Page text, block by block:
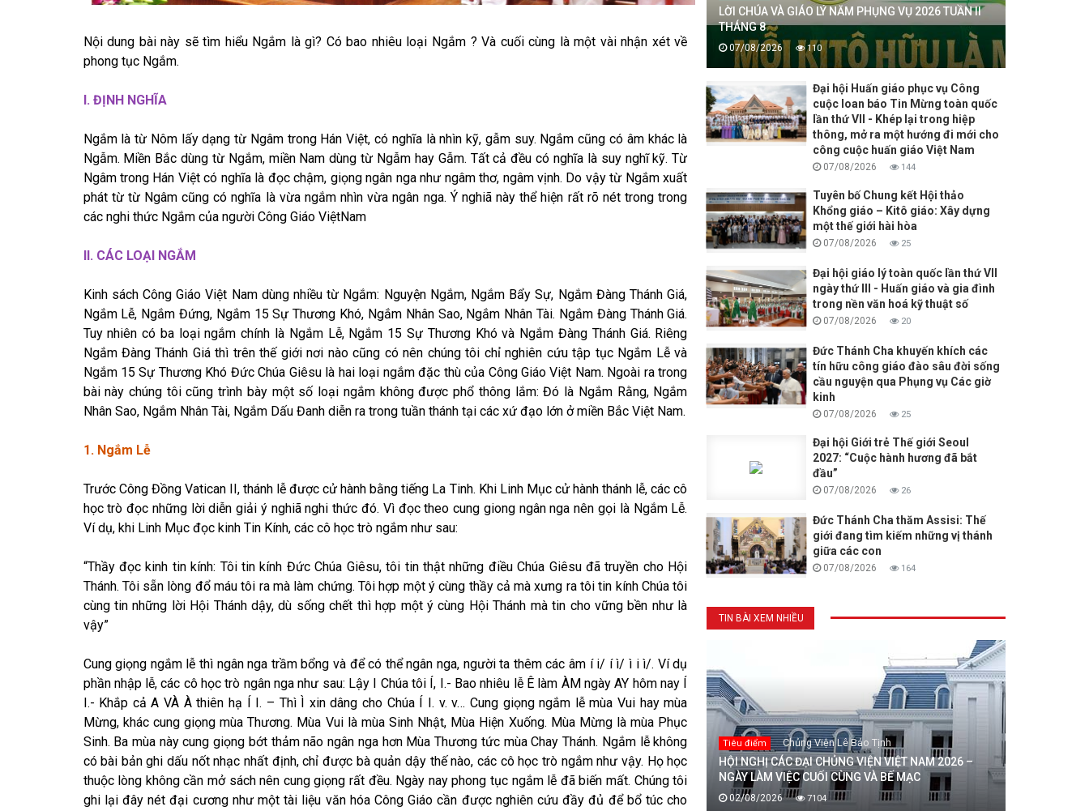
Nội dung bài này sẽ tìm hiểu Ngắm là gì? Có bao nhiêu loại Ngắm ? Và cuối cùng là một vài nhận xét về
phong tục Ngắm.
I. ĐỊNH NGHĨA
Ngắm là từ Nôm lấy dạng từ Ngâm trong Hán Việt, có nghĩa là nhìn kỹ, gẫm suy. Ngắm cũng có âm khác là
Ngẫm. Miền Bắc dùng từ Ngắm, miền Nam dùng từ Ngẫm hay Gẫm. Tất cả đều có nghĩa là suy nghĩ kỹ. Từ
Ngâm trong Hán Việt có nghĩa là đọc chậm, giọng ngân nga như ngâm thơ, ngâm vịnh. Do vậy từ Ngắm xuất
phát từ từ Ngâm cũng có nghĩa là vừa ngắm nhìn vừa ngân nga. Ý nghiã này thể hiện rất rõ nét trong trong
các nghi thức Ngắm của người Công Giáo ViệtNam
II. CÁC LOẠI NGẮM
Kinh sách Công Giáo Việt Nam dùng nhiều từ Ngắm: Nguyện Ngắm, Ngắm Bẩy Sự, Ngắm Đàng Thánh Giá,
Ngắm Lễ, Ngắm Đứng, Ngắm 15 Sự Thương Khó, Ngắm Nhân Sao, Ngắm Nhân Tài. Ngắm Đàng Thánh Giá.
Tuy nhiên có ba loại ngắm chính là Ngắm Lễ, Ngắm 15 Sự Thương Khó và Ngắm Đàng Thánh Giá. Riêng
Ngắm Đàng Thánh Giá thì trên thế giới nơi nào cũng có nên chúng tôi chỉ nghiên cứu tập tục Ngắm Lễ và
Ngắm 15 Sự Thương Khó Đức Chúa Giêsu là hai loại ngắm đặc thù của Công Giáo Việt Nam. Ngoài ra trong
bài này chúng tôi cũng trình bày một số loại ngắm không được phổ thông lắm: Đó là Ngắm Rằng, Ngắm
Nhân Sao, Ngắm Nhân Tài, Ngắm Dấu Đanh diễn ra trong tuần thánh tại các xứ đạo lớn ở miền Bắc Việt Nam.
1. Ngắm Lễ
Trước Công Đồng Vatican II, thánh lễ được cử hành bằng tiếng La Tinh. Khi Linh Mục cử hành thánh lễ, các cô
học trò đọc những lời diễn giải ý nghiã nghi thức đó. Vì đọc theo cung giong ngân nga nên gọi là Ngắm Lễ.
Ví dụ, khi Linh Mục đọc kinh Tin Kính, các cô học trò ngắm như sau:
“Thầy đọc kinh tin kính: Tôi tin kính Đức Chúa Giêsu, tôi tin thật những điều Chúa Giêsu đã truyền cho Hội
Thánh. Tôi sẵn lòng đổ máu tôi ra mà làm chứng. Tôi hợp một ý cùng thầy cả mà xưng ra tôi tin kính Chúa tôi
cùng tin những lời Hội Thánh dậy, dù sống chết thì hợp một ý cùng Hội Thánh mà tin cho vững bền như là
vậy”
Cung giọng ngắm lễ thì ngân nga trầm bổng và để có thể ngân nga, người ta thêm các âm í i/ í ì/ ì i ì/. Ví dụ
phần nhập lễ, các cô học trò ngân nga như sau: Lậy I Chúa tôi Í, I.- Bao nhiêu lễ Ê làm ÀM ngày AY hôm nay Í
I.- Khắp cả A VÀ À thiên hạ Í I. – Thì Ì xin dâng cho Chúa Í I. v. v… Cung giọng ngắm lễ mùa Vui hay mùa
Mừng, khác cung giọng mùa Thương. Mùa Vui là mùa Sinh Nhật, Mùa Hiện Xuống. Mùa Mừng là mùa Phục
Sinh. Ba mùa này cung giọng bớt thảm não ngân nga hơn Mùa Thương tức mùa Chay Thánh. Ngắm lễ không
có bài bản ghi dấu nốt nhạc nhất định, chỉ được bà quản dậy thế nào, các cô học trò ngắm như vậy. Họ học
thuộc lòng không cần mở sách nên cung giọng rất đều. Ngày nay phong tục ngắm lễ đã biến mất. Chúng tôi
ghi lại đây nét đại cương như một tài liệu văn hóa Công Giáo cần được nghiên cứu đầy đủ để bổ túc cho
LỜI CHÚA VÀ GIÁO LÝ NĂM PHỤNG VỤ 2026 TUẦN II
THÁNG 8
07/08/2026 110
Đại hội Huấn giáo phục vụ Công
cuộc loan báo Tin Mừng toàn quốc
lần thứ VII - Khép lại trong hiệp
thông, mở ra một hướng đi mới cho
công cuộc huấn giáo Việt Nam
07/08/2026 144
Tuyên bố Chung kết Hội thảo
Khổng giáo – Kitô giáo: Xây dựng
một thế giới hài hòa
07/08/2026 25
Đại hội giáo lý toàn quốc lần thứ VII
ngày thứ III - Huấn giáo và gia đình
trong nền văn hoá kỹ thuật số
07/08/2026 20
Đức Thánh Cha khuyến khích các
tín hữu công giáo đào sâu đời sống
cầu nguyện qua Phụng vụ Các giờ
kinh
07/08/2026 25
Đại hội Giới trẻ Thế giới Seoul
2027: “Cuộc hành hương đã bắt
đầu”
07/08/2026 26
Đức Thánh Cha thăm Assisi: Thế
giới đang tìm kiếm những vị thánh
giữa các con
07/08/2026 164
TIN BÀI XEM NHIỀU
Tiêu điểm Chủng Viện Lê Bảo Tịnh
HỘI NGHỊ CÁC ĐẠI CHỦNG VIỆN VIỆT NAM 2026 –
NGÀY LÀM VIỆC CUỐI CÙNG VÀ BẾ MẠC
02/08/2026 7104